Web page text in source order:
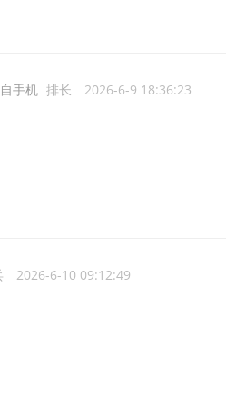
手机 排长 2026-6-9 18:36:23
2026-6-10 09:12:49